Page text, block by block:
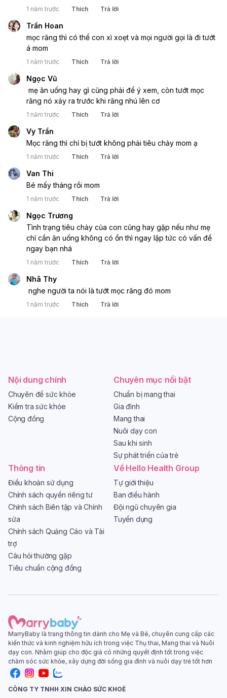
1 năm trước Thích Trả lời
Trần Hoan
mọc răng thì có thể con xì xoẹt và mọi người gọi là đi tướt
á mom
1 năm trước Thích Trả lời
Ngọc Vũ
răng nó xảy ra trước khi răng nhú lên cơ
1 năm trước Thích Trả lời
Vy Trần
Mọc răng thì chỉ bị tướt không phải tiêu chảy mom ạ
1 năm trước Thích Trả lời
Van Thi
Bé mấy tháng rồi mom
1 năm trước Thích Trả lời
Ngọc Trương
Tình trạng tiêu chảy của con cũng hay gặp nếu như mẹ
chỉ cần ăn uống không có ổn thì ngay lập tức có vấn đề
ngay bạn nhá
1 năm trước Thích Trả lời
Nhã Thy
nghe người ta nói là tướt mọc răng đó mom
1 năm trước Thích Trả lời
Nội dung chính
Chuyên đề sức khỏe
Kiểm tra sức khỏe
Cộng đồng
Chuyên mục nổi bật
Chuẩn bị mang thai
Gia đình
Mang thai
Nuôi dạy con
Sau khi sinh
Sự phát triển của trẻ
Thông tin
Điều khoản sử dụng
Chính sách quyền riêng tư
Chính sách Biên tập và Chỉnh
sửa
Chính sách Quảng Cáo và Tài
trợ
Câu hỏi thường gặp
Tiêu chuẩn cộng đồng
Về Hello Health Group
Tự giới thiệu
Ban điều hành
Đội ngũ chuyên gia
Tuyển dụng
MarryBaby là trang thông tin dành cho Mẹ và Bé, chuyên cung cấp các
kiến thức và kinh nghiệm hữu ích trong việc Thụ thai, Mang thai và Nuôi
dạy con. Nhằm giúp cho độc giả có những quyết định tốt trong việc
chăm sóc sức khỏe, xây dựng đời sống gia đình và nuôi dạy trẻ tốt hơn
CÔNG TY TNHH XIN CHÀO SỨC KHOẺ